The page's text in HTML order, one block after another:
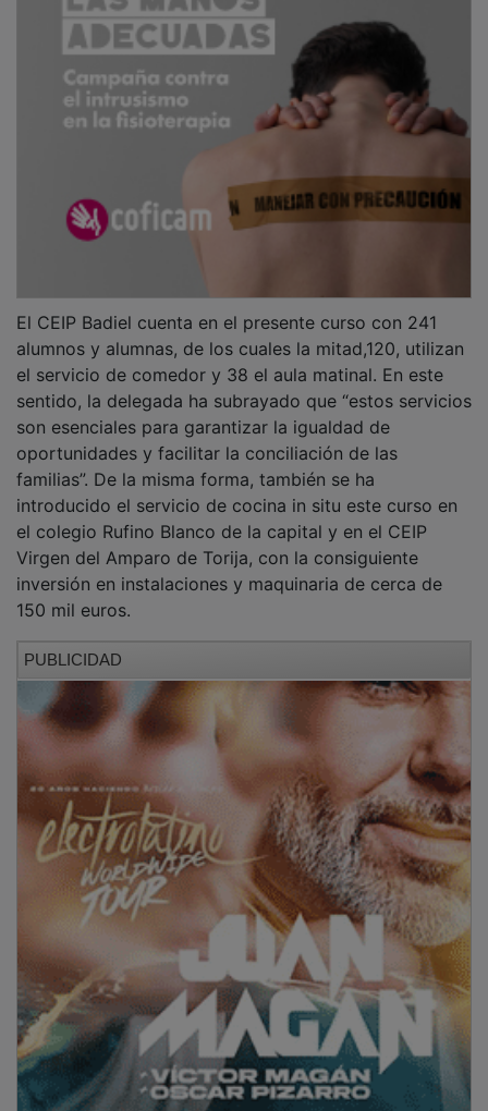
alumnos y alumnas, de los cuales la mitad,120, utilizan
el servicio de comedor y 38 el aula matinal. En este
sentido, la delegada ha subrayado que “estos servicios
son esenciales para garantizar la igualdad de
oportunidades y facilitar la conciliación de las
familias”. De la misma forma, también se ha
introducido el servicio de cocina in situ este curso en
el colegio Rufino Blanco de la capital y en el CEIP
Virgen del Amparo de Torija, con la consiguiente
inversión en instalaciones y maquinaria de cerca de
150 mil euros.